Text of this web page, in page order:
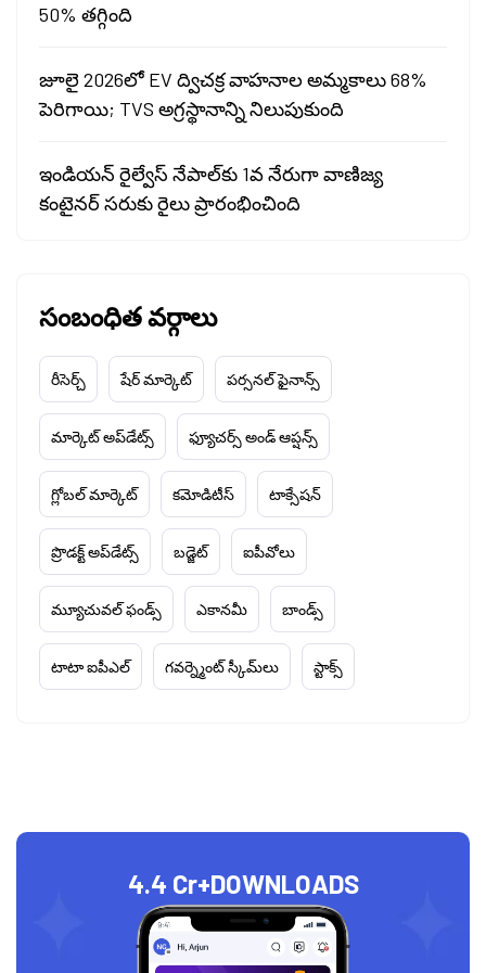
50% తగ్గింది
జూలై 2026లో EV ద్విచక్ర వాహనాల అమ్మకాలు 68%
పెరిగాయి; TVS అగ్రస్థానాన్ని నిలుపుకుంది
ఇండియన్ రైల్వేస్ నేపాల్‌కు 1వ నేరుగా వాణిజ్య
కంటైనర్ సరుకు రైలు ప్రారంభించింది
సంబంధిత వర్గాలు
రీసెర్చ్ షేర్ మార్కెట్ పర్సనల్ ఫైనాన్స్
మార్కెట్ అప్‌డేట్స్ ఫ్యూచర్స్ అండ్ ఆప్షన్స్
గ్లోబల్ మార్కెట్ కమోడిటీస్ టాక్సేషన్
ప్రొడక్ట్ అప్‌డేట్స్ బడ్జెట్ ఐపీవోలు
మ్యూచువల్ ఫండ్స్ ఎకానమీ బాండ్స్
టాటా ఐపీఎల్ గవర్న్మెంట్ స్కీమ్‌లు స్టాక్స్
4.4 Cr+DOWNLOADS